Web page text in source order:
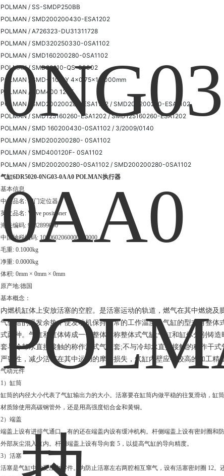
POLMAN / SS-SMDP250BB
POLMAN / SMD200200430-ESA1202
POLMAN / A726323-DU31311728
POLMAN / SMD320250330-0SA1102
POLMAN / SMD160200280-0SA1102
POLMAN / SMD20110-QS-00002
POLMAN / SMD-110 CY 4x0,75x10,000mm
POLMAN / SDM400 120F
POLMAN / SMD200200280-ESA1102 / SMD200200280-ESA1102
POLMAN / SMD125160260-ESA1202 / SMD125160260-ESA1202
POLMAN / SMD 160200430-0SA1102 / 3/2009/0140
POLMAN / SMD200200280- 0SA1102
POLMAN / SMD400120F- 0SA1102
POLMAN / SMD200200280-0SA1102 / SMD200200280-0SA1102
气缸6DR5020-0NG03-0AA0 POLMAN执行器
基本信息
中文品名: 阀门定位器
英文品名: Valve positioner
海关编码: 9032899090
中国纳税编码: 1090602060000000000
毛重: 0.1000kg
净重: 0.0000kg
体积: 0mm × 0mm × 0mm
原产地:德国
基本概念：
内燃机缸体上安放活塞的空腔。是活塞运动的轨道，燃气在其中燃烧及
气传给的爆发余热，使发动机保持正常的工作温度。气缸的型式有整体
式两种。气缸和缸体铸成一个整体时称整体式气缸;气缸和缸体分别铸
套与冷却水直接接触的称作湿式气缸套;不与冷却水直接接触的称作干
严密性，减少活塞在其中运动的摩擦损失，气缸内壁应有较高的加工精
气动元件
1）缸筒
缸筒的内径大小代表了气缸输出力的大小。活塞要在缸筒内做平稳的往复滑动，缸
材质除使用高碳钢管外，还是用高强度铝合金和黄铜。
2）端盖
端盖上设有进排气通口，有的还在端盖内设有缓冲机构。杆侧端盖上设有密封圈和
外部灰尘混入缸内。杆侧端盖上设有导向套 5，以提高气缸的导向精度。
3）活塞
活塞是气缸中的受压力零件。为防止活塞左右两腔相互窜气，设有活塞密封圈 12。